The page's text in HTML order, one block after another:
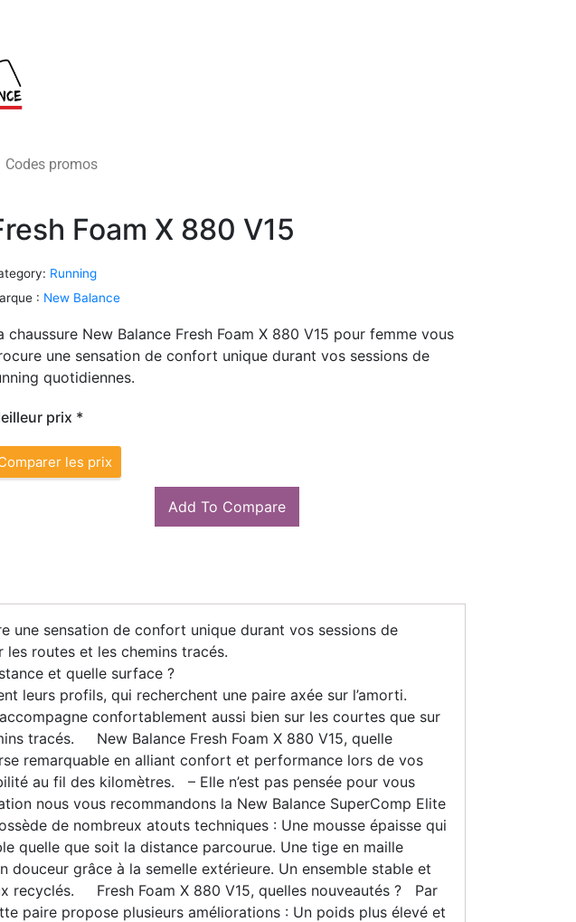
Codes promos
Foam X 880 V15
Running
: New Balance
chaussure New Balance Fresh Foam X 880 V15 pour femme vous
une sensation de confort unique durant vos sessions de
quotidiennes.
prix *
les prix
Add To Compare
une sensation de confort unique durant vos sessions de
routes et les chemins tracés.
et quelle surface ?
leurs profils, qui recherchent une paire axée sur l’amorti.
confortablement aussi bien sur les courtes que sur
tracés. New Balance Fresh Foam X 880 V15, quelle
remarquable en alliant confort et performance lors de vos
au fil des kilomètres. – Elle n’est pas pensée pour vous
nous vous recommandons la New Balance SuperComp Elite
de nombreux atouts techniques : Une mousse épaisse qui
quelle que soit la distance parcourue. Une tige en maille
grâce à la semelle extérieure. Un ensemble stable et
recyclés. Fresh Foam X 880 V15, quelles nouveautés ? Par
paire propose plusieurs améliorations : Un poids plus élevé et